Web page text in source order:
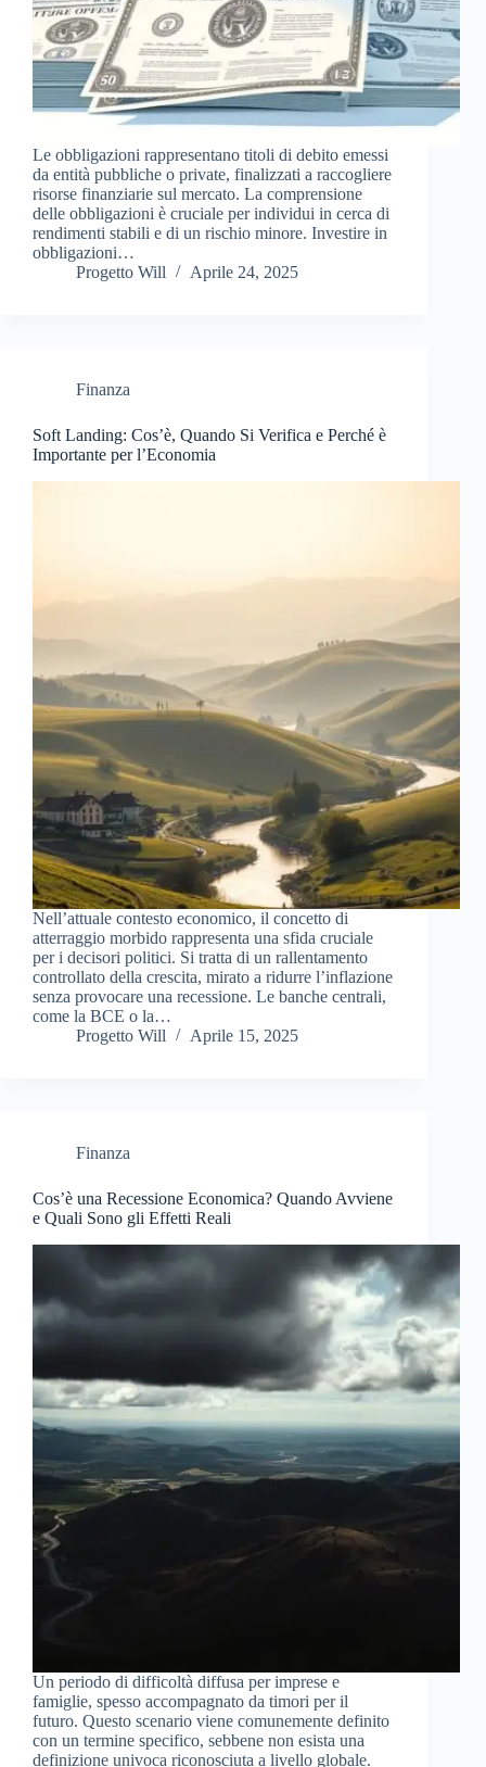
Le obbligazioni rappresentano titoli di debito emessi
da entità pubbliche o private, finalizzati a raccogliere
risorse finanziarie sul mercato. La comprensione
delle obbligazioni è cruciale per individui in cerca di
rendimenti stabili e di un rischio minore. Investire in
obbligazioni…
Progetto Will
Aprile 24, 2025
Finanza
Soft Landing: Cos’è, Quando Si Verifica e Perché è
Importante per l’Economia
Nell’attuale contesto economico, il concetto di
atterraggio morbido rappresenta una sfida cruciale
per i decisori politici. Si tratta di un rallentamento
controllato della crescita, mirato a ridurre l’inflazione
senza provocare una recessione. Le banche centrali,
come la BCE o la…
Progetto Will
Aprile 15, 2025
Finanza
Cos’è una Recessione Economica? Quando Avviene
e Quali Sono gli Effetti Reali
Un periodo di difficoltà diffusa per imprese e
famiglie, spesso accompagnato da timori per il
futuro. Questo scenario viene comunemente definito
con un termine specifico, sebbene non esista una
definizione univoca riconosciuta a livello globale.